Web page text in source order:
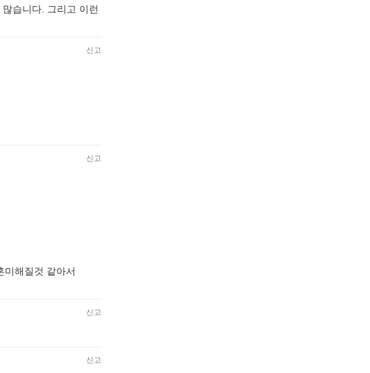
습니다. 그리고 이런
신고
신고
미해질것 같아서
신고
신고